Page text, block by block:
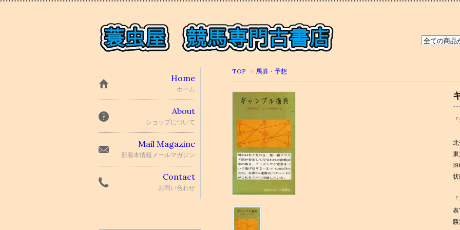
TOP > 馬券・予想
Home
ホーム
About
ショップについて
Mail Magazine
新着本情報メールマガジン
Contact
お問い合わせ